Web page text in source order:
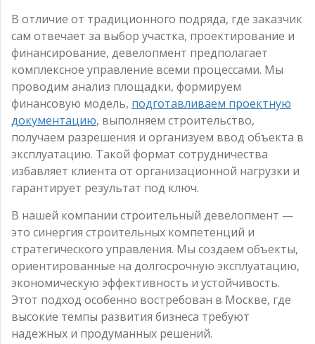
В отличие от традиционного подряда, где заказчик
сам отвечает за выбор участка, проектирование и
финансирование, девелопмент предполагает
комплексное управление всеми процессами. Мы
проводим анализ площадки, формируем
финансовую модель, подготавливаем проектную
документацию, выполняем строительство,
получаем разрешения и организуем ввод объекта в
эксплуатацию. Такой формат сотрудничества
избавляет клиента от организационной нагрузки и
гарантирует результат под ключ.
В нашей компании строительный девелопмент —
это синергия строительных компетенций и
стратегического управления. Мы создаем объекты,
ориентированные на долгосрочную эксплуатацию,
экономическую эффективность и устойчивость.
Этот подход особенно востребован в Москве, где
высокие темпы развития бизнеса требуют
надежных и продуманных решений.